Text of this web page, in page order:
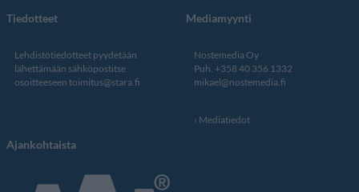
Tiedotteet
Lehdistötiedotteet pyydetään
lähettämään sähköpostitse
osoitteeseen toimitus@stara.fi
Mediamyynti
Nostemedia Oy
Puh. +358 40 356 1332
mikael@nostemedia.fi
Mediatiedot
Ajankohtaista